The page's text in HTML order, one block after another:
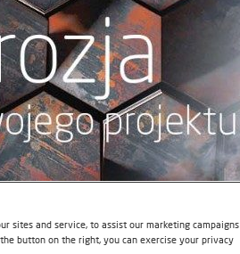
sites and service, to assist our marketing campaigns
button on the right, you can exercise your privacy